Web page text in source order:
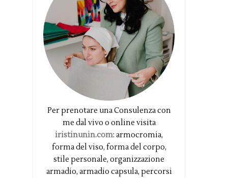
Per prenotare una Consulenza con
me dal vivo o online visita
iristinunin.com: armocromia,
forma del viso, forma del corpo,
stile personale, organizzazione
armadio, armadio capsula, percorsi